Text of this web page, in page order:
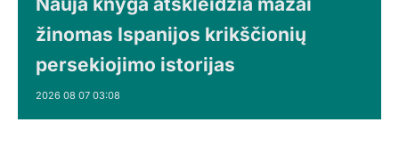
žinomas Ispanijos krikščionių
persekiojimo istorijas
2026 08 07 03:08